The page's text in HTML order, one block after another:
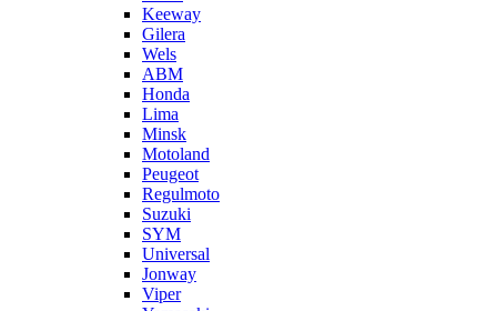
Keeway
Gilera
Wels
ABM
Honda
Lima
Minsk
Motoland
Peugeot
Regulmoto
Suzuki
SYM
Universal
Jonway
Viper